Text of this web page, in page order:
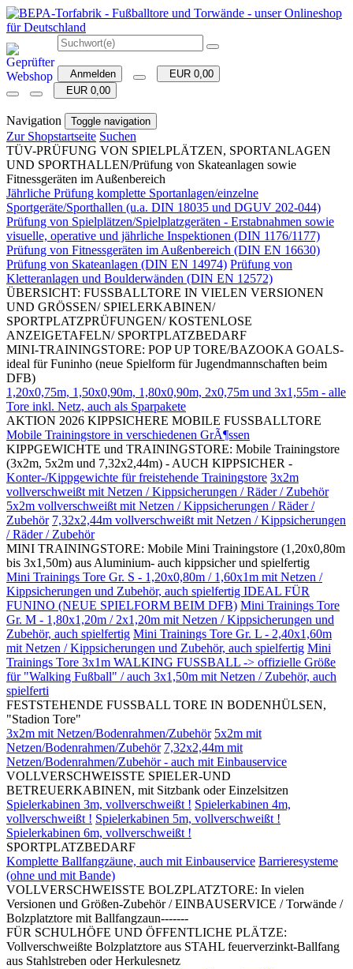
Anmelden
EUR 0,00
EUR 0,00
Navigation Toggle navigation
Zur Shopstartseite Suchen
TÜV-PRÜFUNG VON SPIELPLÄTZEN, SPORTANLAGEN
UND SPORTHALLEN/Prüfung von Skateanlagen sowie
Fitnessgeräten im Außenbereich
Jährliche Prüfung komplette Sportanlagen/einzelne
Sportgeräte/Sporthallen (u.a. DIN 18035 und DGUV 202-044)
Prüfung von Spielplätzen/Spielplatzgeräten - Erstabnahmen sowie
visuelle, operative und jährliche Inspektionen (DIN 1176/1177)
Prüfung von Fitnessgeräten im Außenbereich (DIN EN 16630)
Prüfung von Skateanlagen (DIN EN 14974) Prüfung von
Kletteranlagen und Boulderwänden (DIN EN 12572)
ÜBERSICHT: FUSSBALLTORE IN VIELEN VERSIONEN
UND GRÖSSEN/ SPIELERKABINEN/
SPORTPLATZPRÜFUNGEN/ KOSTENLOSE
ANZEIGETAFELN/ SPORTPLATZBEDARF
MINI-TRAININGSTORE: POP UP TORE/BAZOOKA GOALS-
ideal für Funinho (neue Spielform für Jugendmannschaften beim
DFB)
1,20x0,75m, 1,50x0,90m, 1,80x0,90m, 2x0,75m und 3x1,55m - alle
Tore inkl. Netz, auch als Sparpakete
AKTION 2026 KIPPSICHERE MOBILE FUSSBALLTORE
Mobile Trainingstore in verschiedenen GrÃ¶ssen
KIPPGEWICHTE und TRAININGSTORE: Mobile Trainingstore
(3x2m, 5x2m und 7,32x2,44m) - AUCH KIPPSICHER -
Konter-/Kippgewichte für freistehende Trainingstore 3x2m
vollverschweißt mit Netzen / Kippsicherungen / Räder / Zubehör
5x2m vollverschweißt mit Netzen / Kippsicherungen / Räder /
Zubehör 7,32x2,44m vollverschweißt mit Netzen / Kippsicherungen
/ Räder / Zubehör
MINI TRAININGSTORE: Mobile Mini Trainingstore (1,20x0,80m
bis 3x1,50m) aus Aluminium- auch kippsicher und spielfertig
Mini Trainings Tore Gr. S - 1,20x0,80m / 1,60x1m mit Netzen /
Kippsicherungen und Zubehör, auch spielfertig IDEAL FÜR
FUNINO (NEUE SPIELFORM BEIM DFB) Mini Trainings Tore
Gr. M - 1,80x1,20m / 2x1,20m mit Netzen / Kippsicherungen und
Zubehör, auch spielfertig Mini Trainings Tore Gr. L - 2,40x1,60m
mit Netzen / Kippsicherungen und Zubehör, auch spielfertig Mini
Trainings Tore 3x1m WALKING FUSSBALL -> offizielle Größe
für "Walking Fußball" / auch 3x1,50m mit Netzen / Zubehör, auch
spielferti
FESTSTEHENDE FUSSBALL TORE IN BODENHÜLSEN,
"Stadion Tore"
3x2m mit Netzen/Bodenrahmen/Zubehör 5x2m mit
Netzen/Bodenrahmen/Zubehör 7,32x2,44m mit
Netzen/Bodenrahmen/Zubehör - auch mit Einbauservice
VOLLVERSCHWEISSTE SPIELER-UND
BETREUERKABINEN, mit Sitzbank oder Einzelsitzen
Spielerkabinen 3m, vollverschweißt ! Spielerkabinen 4m,
vollverschweißt ! Spielerkabinen 5m, vollverschweißt !
Spielerkabinen 6m, vollverschweißt !
SPORTPLATZBEDARF
Komplette Ballfangzäune, auch mit Einbauservice Barrieresysteme
(ohne und mit Bande)
VOLLVERSCHWEISSTE BOLZPLATZTORE: In vielen
Versionen und Größen-Zubehör / EINBAUSERVICE / Torwände /
Bolzplatztore mit Ballfangzaun-------
FÜR SCHULHÖFE UND ÖFFENTLICHE PLÄTZE:
Vollverschweißte Bolzplatztore aus STAHL feuerverzinkt-Ballfang
aus Stahlstreben oder Herkulesnetz